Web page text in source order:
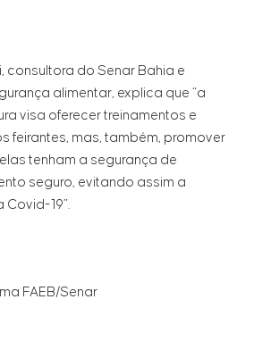
consultora do Senar Bahia e
alimentar, explica que “a
visa oferecer treinamentos e
feirantes, mas, também, promover
tenham a segurança de
seguro, evitando assim a
19”.
FAEB/Senar